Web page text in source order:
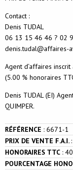
Contact :
Denis TUDAL
06 13 15 46 46 ? 02
denis.tudal@affaires-
Agent d’affaires
(5.00 % honoraires
Denis TUDAL (EI)
QUIMPER.
RÉFÉRENCE : 6671-1
PRIX DE VENTE F.A.I. :
HONORAIRES TTC :
POURCENTAGE